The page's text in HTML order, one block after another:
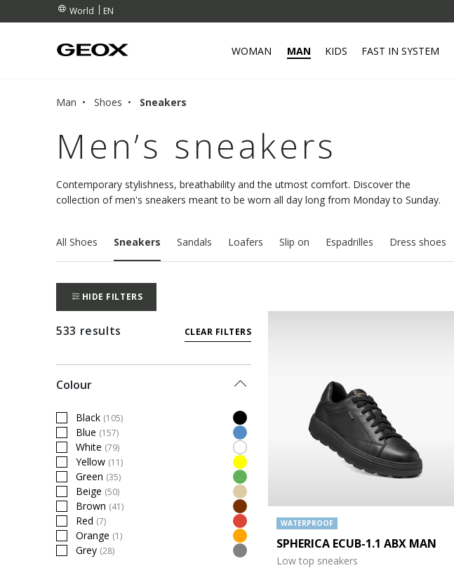
World EN
WOMAN MAN KIDS FAST IN SYSTEM
Man Shoes Sneakers
Men’s sneakers
Contemporary stylishness, breathability and the utmost comfort. Discover the
collection of men's sneakers meant to be worn all day long from Monday to Sunday.
All Shoes Sneakers Sandals Loafers Slip on Espadrilles Dress shoes
HIDE FILTERS
533 results CLEAR FILTERS
Colour
Black (105)
Refine by Colour: Black
Blue (157)
Refine by Colour: Blue
White (79)
Refine by Colour: White
Yellow (11)
Refine by Colour: Yellow
Green (35)
Refine by Colour: Green
Beige (50)
Refine by Colour: Beige
Brown (41)
Refine by Colour: Brown
Red (7)
Refine by Colour: Red
Orange (1)
Refine by Colour: Orange
Grey (28)
Refine by Colour: Grey
WATERPROOF
SPHERICA ECUB-1.1 ABX MAN
Low top sneakers